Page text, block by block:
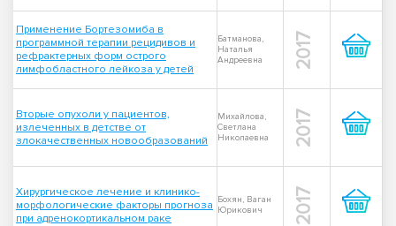
Применение Бортезомиба в
программной терапии рецидивов и
рефрактерных форм острого
лимфобластного лейкоза у детей
Батманова,
Наталья
Андреевна
2017
Вторые опухоли у пациентов,
излеченных в детстве от
злокачественных новообразований
Михайлова,
Светлана
Николаевна
2017
Хирургическое лечение и клинико-
морфологические факторы прогноза
при адренокортикальном раке
Бохян, Ваган
Юрикович
2017